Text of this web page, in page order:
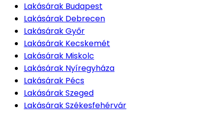
Lakásárak Budapest
Lakásárak Debrecen
LakásárakGyőr
Lakásárak Kecskemét
Lakásárak Miskolc
Lakásárak Nyíregyháza
Lakásárak Pécs
LakásárakSzeged
LakásárakSzékesfehérvár